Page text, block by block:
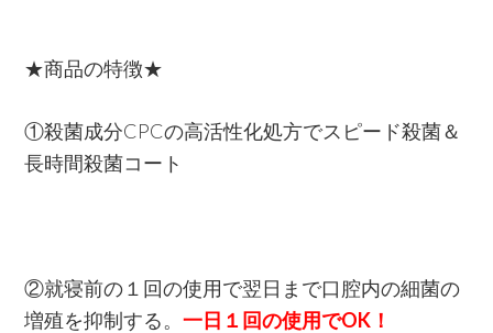
★商品の特徴★
①殺菌成分CPCの高活性化処方でスピード殺菌＆
長時間殺菌コート
②就寝前の１回の使用で翌日まで口腔内の細菌の
増殖を抑制する。一日１回の使用でOK！